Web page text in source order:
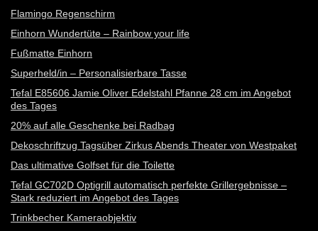
Flamingo Regenschirm
Einhorn Wundertüte – Rainbow your life
Fußmatte Einhorn
Superheld/in – Personalisierbare Tasse
Tefal E85606 Jamie Oliver Edelstahl Pfanne 28 cm im Angebot
des Tages
20% auf alle Geschenke bei Radbag
Dekoschriftzug Tagsüber Zirkus Abends Theater von Westpaket
Das ultimative Golfset für die Toilette
Tefal GC702D Optigrill automatisch perfekte Grillergebnisse –
Stark reduziert im Angebot des Tages
Trinkbecher Kameraobjektiv